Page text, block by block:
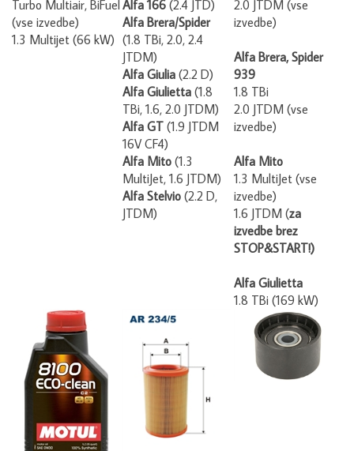
(vse izvedbe)
1.3 Multijet (66 kW)
Alfa Brera/Spider
(1.8 TBi, 2.0, 2.4
JTDM)
Alfa Giulia (2.2 D)
Alfa Giulietta (1.8
TBi, 1.6, 2.0 JTDM)
Alfa GT (1.9 JTDM
16V CF4)
Alfa Mito (1.3
MultiJet, 1.6 JTDM)
Alfa Stelvio (2.2 D,
JTDM)
izvedbe)
Alfa Brera, Spider
939
1.8 TBi
2.0 JTDM (vse
izvedbe)
Alfa Mito
1.3 MultiJet (vse
izvedbe)
1.6 JTDM (
izvedbe brez
STOP&START!)
Alfa Giulietta
1.8 TBi (169 kW)